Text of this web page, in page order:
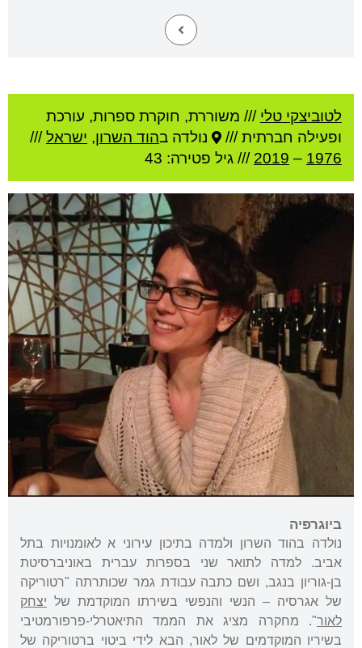
לטוביצקי טלי /// משוררת, חוקרת ספרות, עורכת
ופעילה חברתית ///
נולדה בהוד השרון, ישראל///
1976
–
2019 /// גיל פטירה: 43
ביוגרפיה
נולדה בהוד השרון ולמדה בתיכון עירוני א לאומנויות בתל
אביב. למדה לתואר שני בספרות עברית באוניברסיטת
בן-גוריון בנגב, ושם כתבה עבודת גמר שכותרתה "רטוריקה
של אגרסיה – הנשי והנפשי בשירתו המוקדמת של יצחק
לאור". מחקרה מציג את הממד התיאטרלי-פרפורמטיבי
בשיריו המוקדמים של לאור, הבא לידי ביטוי ברטוריקה של